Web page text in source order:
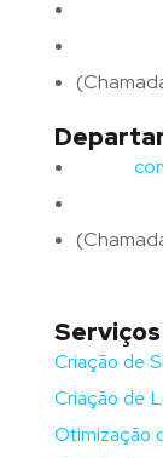
Serviços
Criação de
Criação de
Otimização